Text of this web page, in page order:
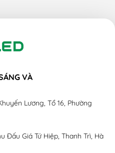
tiến nhất cho hiệu suất
kiệm năng lượng tối đa.
các thương hiệu nổi tiếng
Osram cho điện áp
động ổn định.
thân thiện tạo điều kiện
hiệu quả lao động, làm
VÀ
Lương, Tổ 16, Phường
Đấu Giá Tứ Hiệp, Thanh Trì, Hà